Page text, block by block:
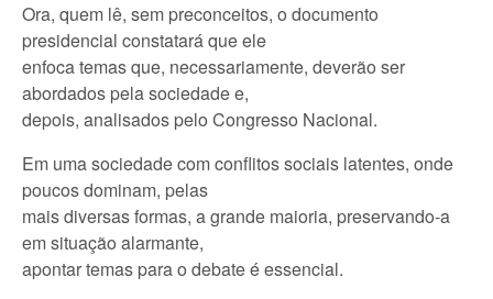
Ora, quem lê, sem preconceitos, o documento
presidencial constatará que ele
enfoca temas que, necessariamente, deverão ser
abordados pela sociedade e,
depois, analisados pelo Congresso Nacional.
Em uma sociedade com conflitos sociais latentes, onde
poucos dominam, pelas
mais diversas formas, a grande maioria, preservando-a
em situação alarmante,
apontar temas para o debate é essencial.